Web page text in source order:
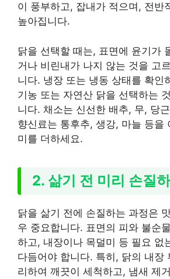
이 풍부하고, 잡내가 적으며, 전반
높아집니다.
닭을 선택할 때는, 표면에 윤기가
거나 비린내가 나지 않는 것을 고
니다. 냉장 또는 냉동 상태를 확인
기농 또는 자연산 닭을 선택하는
니다. 채소는 신선한 배추, 무, 당
향신료는 통후추, 생강, 마늘 등을
미를 더하세요.
2. 삶기 전 미리 손질
닭을 삶기 전에 손질하는 과정은
우 중요합니다. 표면의 피와 불순
하고, 내장이나 목덜미 등 필요 없
다듬어야 합니다. 특히, 닭의 내장
리하여 깨끗이 세척하고, 냄새 제